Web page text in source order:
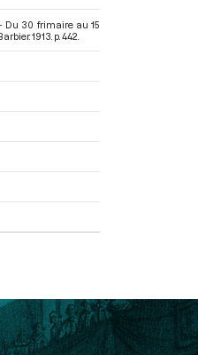
Du 30 frimaire au 15
1913. p. 442.